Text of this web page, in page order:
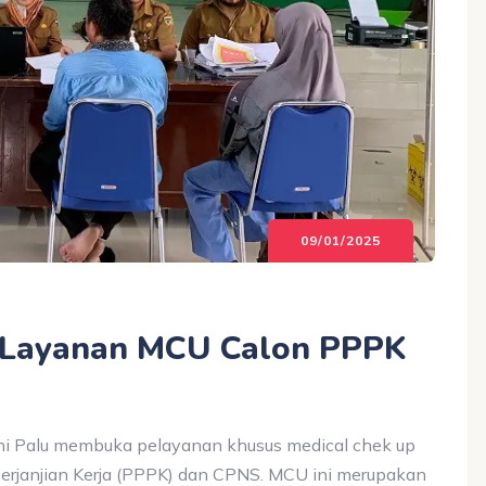
09/01/2025
MCU Calon PPPK
Palu membuka pelayanan khusus medical chek up
Kerja (PPPK) dan CPNS. MCU ini merupakan